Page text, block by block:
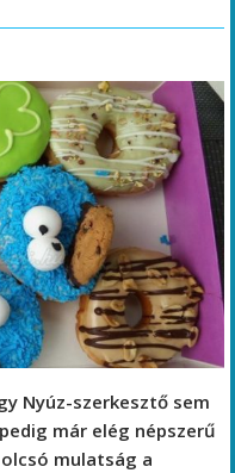
Nyúz-szerkesztő sem
már elég népszerű
mulatság a